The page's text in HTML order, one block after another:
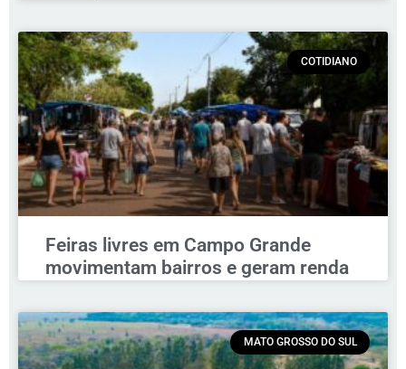
COTIDIANO
Feiras livres em Campo Grande
movimentam bairros e geram renda
MATO GROSSO DO SUL